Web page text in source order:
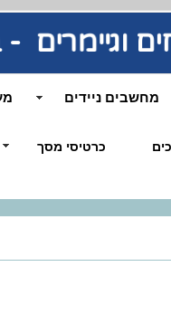
מחשבים ניידים
כרטיסי מסך